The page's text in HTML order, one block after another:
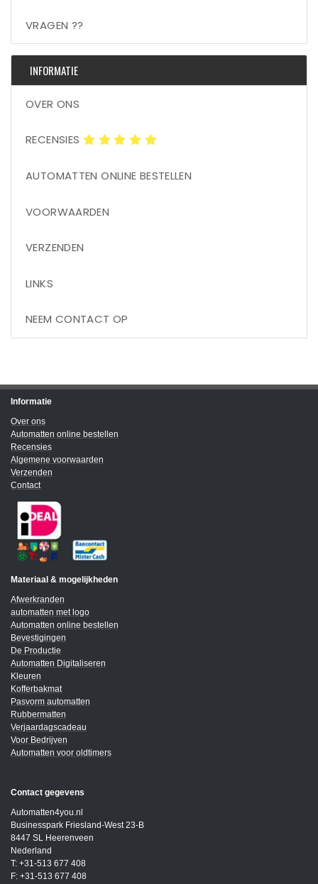
VRAGEN ??
INFORMATIE
OVER ONS
RECENSIES
AUTOMATTEN ONLINE BESTELLEN
VOORWAARDEN
VERZENDEN
LINKS
NEEM CONTACT OP
Informatie
Over ons
Automatten online bestellen
Recensies
Algemene voorwaarden
Verzenden
Contact
Materiaal & mogelijkheden
Afwerkranden
automatten met logo
Automatten online bestellen
Bevestigingen
De Productie
Automatten Digitaliseren
Kleuren
Kofferbakmat
Pasvorm automatten
Rubbermatten
Verjaardagscadeau
Voor Bedrijven
Automatten voor oldtimers
Contact gegevens
Automatten4you.nl
Businesspark Friesland-West 23-B
8447 SL Heerenveen
Nederland
T: +31-513 677 408
F: +31-513 677 408